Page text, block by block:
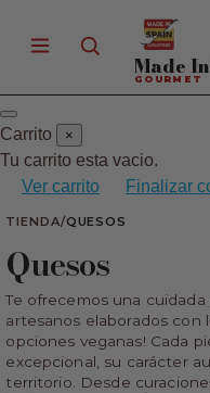
Made In
GOURMET
Carrito ×
Tu carrito esta vacio.
Ver carrito
Finalizar
TIENDA/QUESOS
Quesos
Te ofrecemos una
artesanos elaborados con
opciones veganas! Cada
excepcional, su carácter
territorio. Desde